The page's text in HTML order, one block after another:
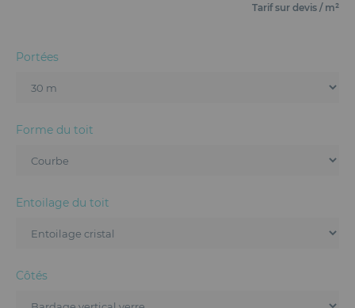
Solutions pour Événements Hybrides
Textile et Goodies
Tarif sur devis / m²
Portées
Forme du toit
Entoilage du toit
Côtés